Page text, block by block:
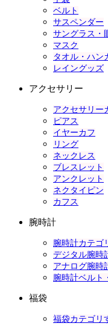
ベルト
サスペンダー
サングラス・
マスク
タオル・ハン
レイングッズ
アクセサリー
アクセサリー
ピアス
イヤーカフ
リング
ネックレス
ブレスレット
アンクレット
ネクタイピン
カフス
腕時計
腕時計カテゴ
デジタル腕時
アナログ腕時
腕時計ベルト
福袋
福袋カテゴリ